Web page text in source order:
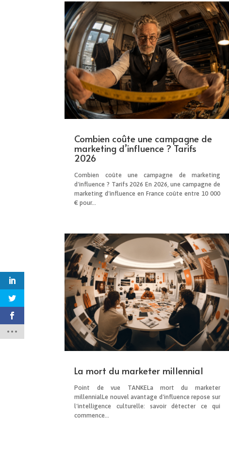
Combien coûte une campagne de
marketing d’influence ? Tarifs
2026
Combien coûte une campagne de marketing
d'influence ? Tarifs 2026 En 2026, une campagne de
marketing d'influence en France coûte entre 10 000
€ pour...
La mort du marketer millennial
Point de vue TANKELa mort du marketer
millennialLe nouvel avantage d'influence repose sur
l'intelligence culturelle: savoir détecter ce qui
commence...